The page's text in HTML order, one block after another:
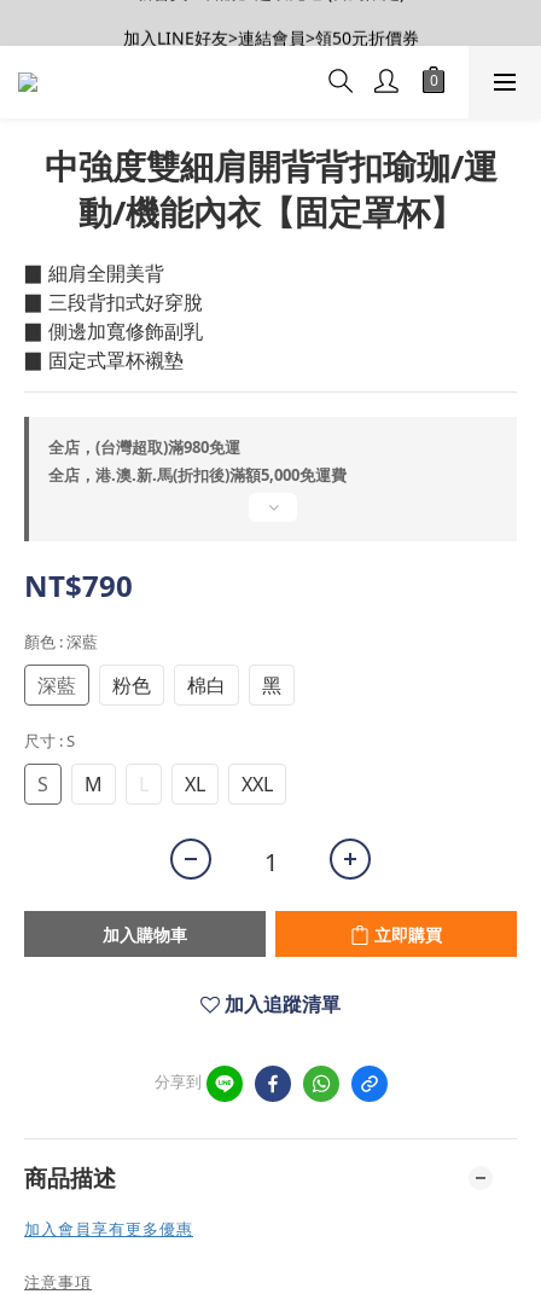
【會員推薦賞】推薦好朋友，拿100購物金
中強度雙細肩開背背扣瑜珈/運
動/機能內衣【固定罩杯】
▉ 細肩全開美背
▉ 三段背扣式好穿脫
▉ 側邊加寬修飾副乳
▉ 固定式罩杯襯墊
全店，(台灣超取)滿980免運
全店，港.澳.新.馬(折扣後)滿額5,000免運費
NT$790
顏色 : 深藍
深藍 粉色 棉白 黑
尺寸 : S
S M L XL XXL
加入購物車 立即購買
加入追蹤清單
分享到
商品描述
加入會員享有更多優惠
注意事項